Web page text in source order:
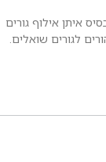
איתן אילוף גורים
לגורים שואלים.